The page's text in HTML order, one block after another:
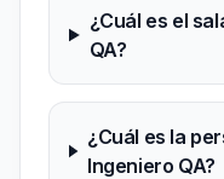
¿Cuál es el
QA?
¿Cuál es la
Ingeniero QA?